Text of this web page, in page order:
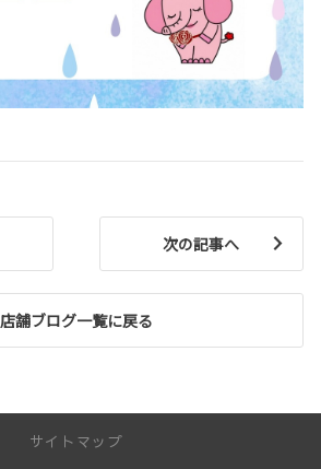
店舗ブログ一覧に戻る
次の記事へ
サイトマップ